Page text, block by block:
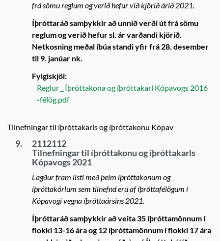
frá sömu reglum og verið hefur við kjörið árið 2021.
Íþróttaráð samþykkir að unnið verði út frá sömu
reglum og verið hefur sl. ár varðandi kjörið.
Netkosning meðal íbúa standi yfir frá 28. desember
til 9. janúar nk.
Fylgiskjöl:
Reglur _ Íþróttakona og íþróttakarl Kópavogs 2016
-félög.pdf
Tilnefningar til íþróttakarls og íþróttakonu Kópav
9.
2112112
Tilnefningar til íþróttakonu og íþróttakarls
Kópavogs 2021
Lagður fram listi með þeim íþróttakonum og
íþróttakörlum sem tilnefnd eru af íþróttafélögum í
Kópavogi vegna íþróttaársins 2021.
Íþróttaráð samþykkir að veita 35 íþróttamönnum í
flokki 13-16 ára og 12 íþróttamönnum í flokki 17 ára